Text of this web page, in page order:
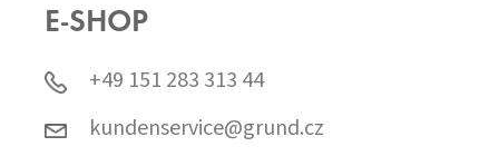
E-SHOP
+49 151 283 313 44
kundenservice@grund.cz